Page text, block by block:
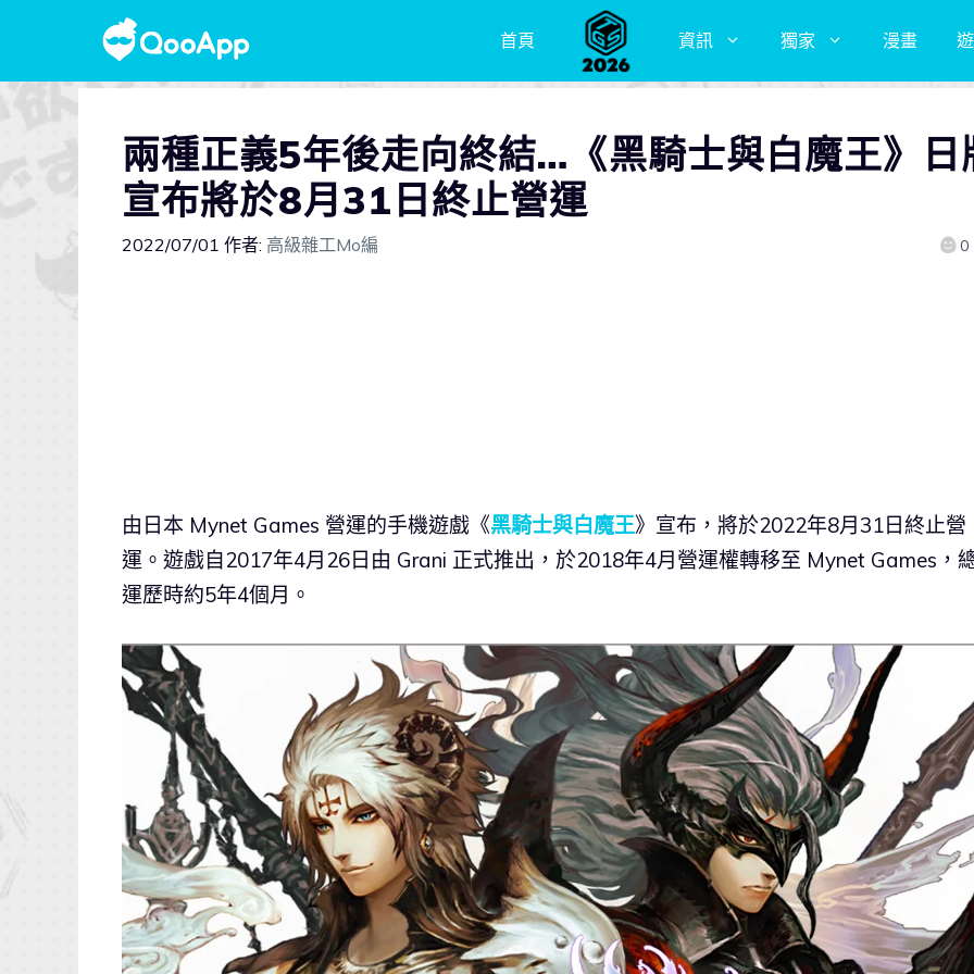
首頁 資訊 獨家 漫畫
兩種正義5年後走向終結…《黑騎士與白魔王》日
宣布將於8月31日終止營運
2022/07/01 作者: 高級雜工Mo編 0
由日本 Mynet Games 營運的手機遊戲《黑騎士與白魔王》宣布，將於2022年8月31日終止營
運。遊戲自2017年4月26日由 Grani 正式推出，於2018年4月營運權轉移至 Mynet Games，
運歷時約5年4個月。